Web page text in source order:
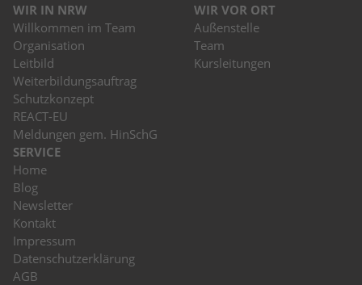
WIR IN NRW
Willkommen im Team
Organisation
Leitbild
Weiterbildungsauftrag
Schutzkonzept
REACT-EU
Meldungen gem. HinSchG
WIR VOR ORT
Außenstelle
Team
Kursleitungen
SERVICE
Home
Blog
Newsletter
Kontakt
Impressum
Datenschutzerklärung
AGB